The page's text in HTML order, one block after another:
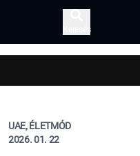
Keresés
UAE, ÉLETMÓD
2026. 01. 22